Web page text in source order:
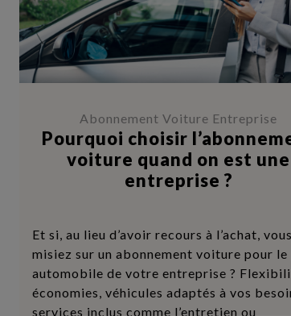
Abonnement Voiture Entreprise
Pourquoi choisir
voiture quand on est une
entreprise ?
Et si, au lieu d’avoir recours à l’achat, vous
misiez sur un abonnement voiture pour le
automobile de votre entreprise ?
économies, véhicules adaptés à vos
services inclus comme l’entretien ou